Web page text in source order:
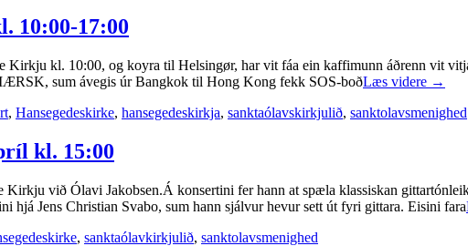
10:00-17:00
kl. 10:00, og koyra til Helsingør, har vit fáa ein kaffimunn áðrenn vit
sum ávegis úr Bangkok til Hong Kong fekk SOS-boðLæs videre →
, Hansegedeskirke, hansegedeskirkja, sanktaólavskirkjulið, sanktolavsmenighed
kl. 15:00
Kirkju við Ólavi Jakobsen.Á konsertini fer hann at spæla klassiskan
hjá Jens Christian Svabo, sum hann sjálvur hevur sett út fyri gittara. Eisini fara
, sanktaólavkirkjulið, sanktolavsmenighed